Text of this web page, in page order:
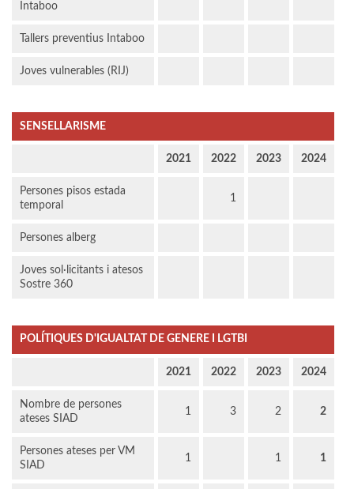
Intaboo
Tallers preventius Intaboo
Joves vulnerables (RIJ)
SENSELLARISME
2021 2022 2023 2024
Persones pisos estada
temporal
1
Persones alberg
Joves sol·licitants i atesos
Sostre 360
POLÍTIQUES D'IGUALTAT DE GENERE I LGTBI
2021 2022 2023 2024
Nombre de persones
ateses SIAD
1 3 2 2
Persones ateses per VM
SIAD
1 1 1